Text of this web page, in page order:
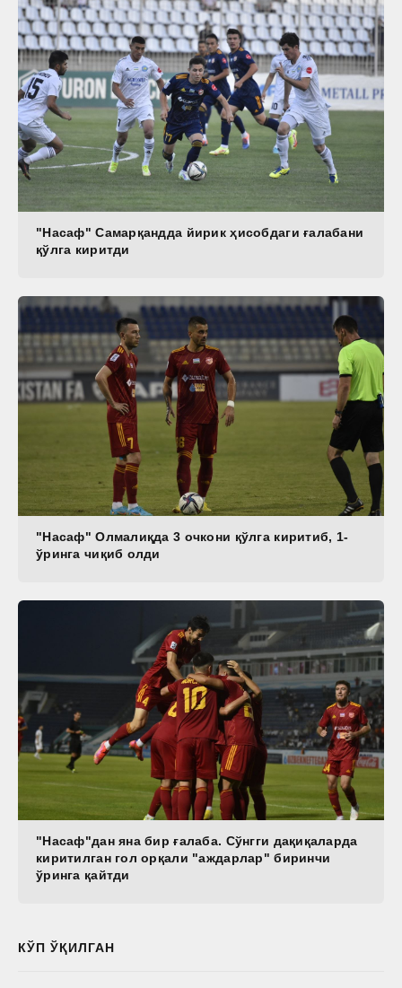
"Насаф" Самарқандда йирик ҳисобдаги ғалабани
қўлга киритди
"Насаф" Олмалиқда 3 очкони қўлга киритиб, 1-
ўринга чиқиб олди
"Насаф"дан яна бир ғалаба. Сўнгги дақиқаларда
киритилган гол орқали "аждарлар" биринчи
ўринга қайтди
КЎП ЎҚИЛГАН